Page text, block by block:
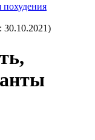
30.10.2021)